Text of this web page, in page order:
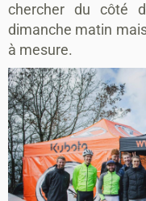
chercher du côté
dimanche matin
à mesure.